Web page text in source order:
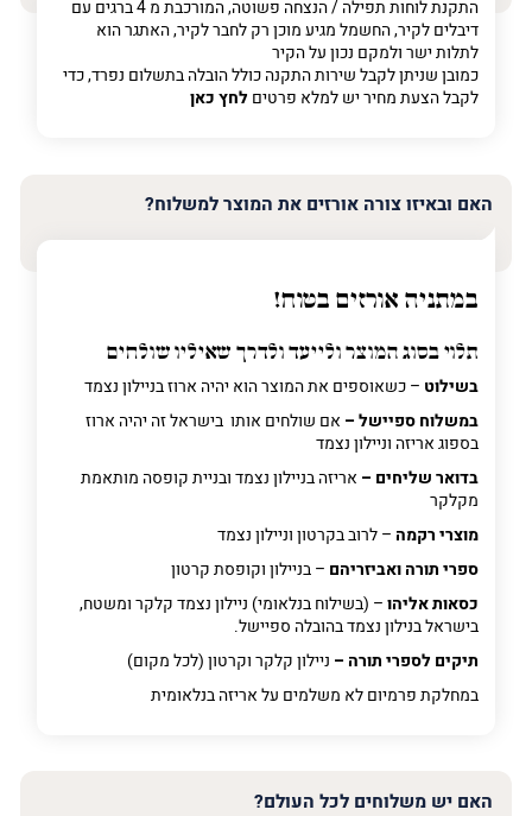
התקנת לוחות תפילה / הנצחה פשוטה, המורכבת מ 4 ברגים עם
דיבלים לקיר, החשמל מגיע מוכן רק לחבר לקיר, האתגר הוא
לתלות ישר ולמקם נכון על הקיר
כמובן שניתן לקבל שירות התקנה כולל הובלה בתשלום נפרד, כדי
לקבל הצעת מחיר יש למלא פרטים לחץ כאן
האם ובאיזו צורה אורזים את המוצר למשלוח?
במתניה אורזים בטוח!
תלוי בסוג המוצר ולייעד ולדרך שאיליו שולחים
בשילוט – כשאוספים את המוצר הוא יהיה ארוז בניילון נצמד
במשלוח ספיישל – אם שולחים אותו בישראל זה יהיה ארוז
בספוג אריזה וניילון נצמד
בדואר שליחים – אריזה בניילון נצמד ובניית קופסה מותאמת
מקלקר
מוצרי רקמה – לרוב בקרטון וניילון נצמד
ספרי תורה ואביזריהם – בניילון וקופסת קרטון
כסאות אליהו– (בשילוח בנלאומי) ניילון נצמד קלקר ומשטח,
בישראל בנילון נצמד בהובלה ספיישל.
תיקים לספרי תורה – ניילון קלקר וקרטון (לכל מקום)
במחלקת פרמיוםלא משלמים על אריזה בנלאומית
האם יש משלוחים לכל העולם?